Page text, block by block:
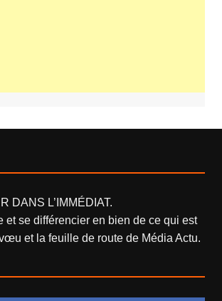
DANS L’IMMÉDIAT.
et se différencier en bien de ce qui est
et la feuille de route de Média Actu.